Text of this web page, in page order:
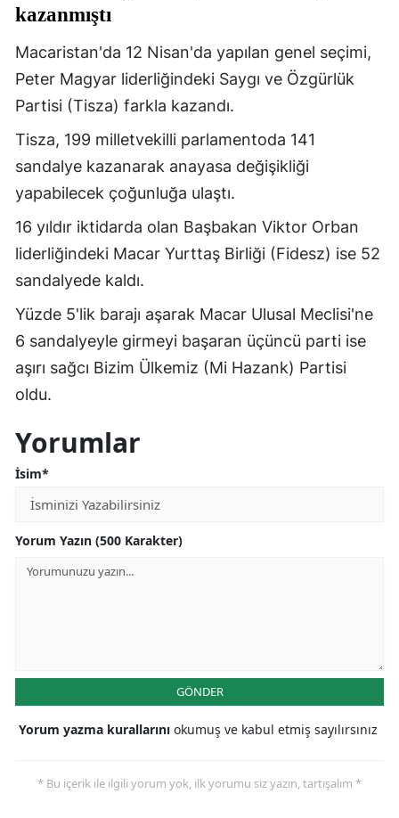
Kırşehir
Konya
Kütahya
Manisa
Mardin
Muğla
Sinop
Tokat
kazanmıştı
Macaristan'da 12 Nisan'da yapılan genel seçimi,
Peter Magyar liderliğindeki Saygı ve Özgürlük
Partisi (Tisza) farkla kazandı.
Tisza, 199 milletvekilli parlamentoda 141
sandalye kazanarak anayasa değişikliği
yapabilecek çoğunluğa ulaştı.
16 yıldır iktidarda olan Başbakan Viktor Orban
liderliğindeki Macar Yurttaş Birliği (Fidesz) ise 52
sandalyede kaldı.
Yüzde 5'lik barajı aşarak Macar Ulusal Meclisi'ne
6 sandalyeyle girmeyi başaran üçüncü parti ise
aşırı sağcı Bizim Ülkemiz (Mi Hazank) Partisi
oldu.
Yorumlar
İsim*
Yorum Yazın (500 Karakter)
GÖNDER
Yorum yazma kurallarını okumuş ve kabul etmiş sayılırsınız
* Bu içerik ile ilgili yorum yok, ilk yorumu siz yazın, tartışalım *